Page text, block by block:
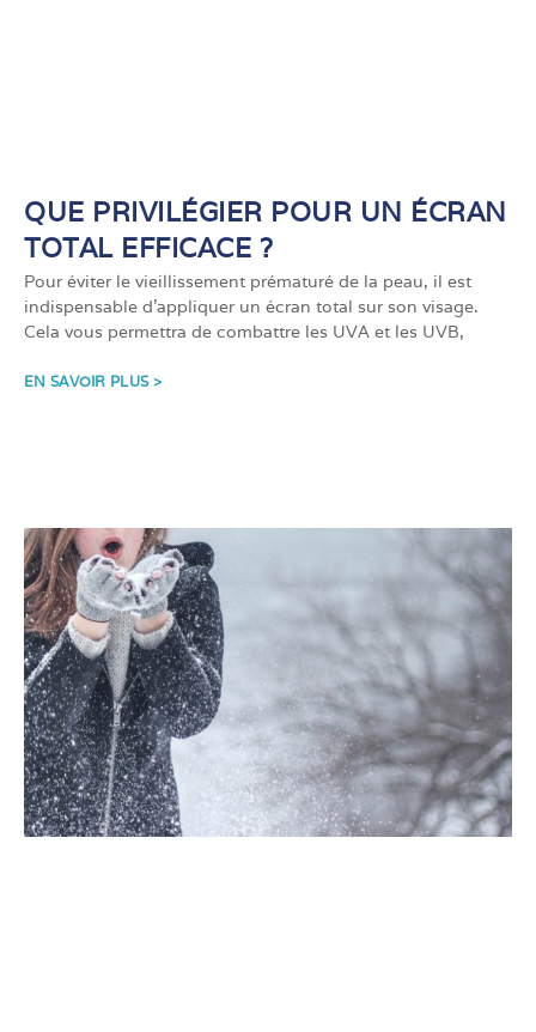
QUE PRIVILÉGIER POUR UN ÉCRAN
TOTAL EFFICACE ?
Pour éviter le vieillissement prématuré de la peau, il est
indispensable d’appliquer un écran total sur son visage.
Cela vous permettra de combattre les UVA et les UVB,
EN SAVOIR PLUS >